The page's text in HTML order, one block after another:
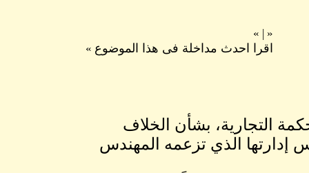
«
|
»
اقرا احدث مداخلة فى هذا الموضوع »
التجارية، بشأن الخلاف
إدارتها الذي تزعمه المهندس